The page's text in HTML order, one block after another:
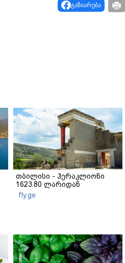
გაზიარება
თბილისი - ჰერაკლიონი
1623.80 ლარიდან
fly.ge